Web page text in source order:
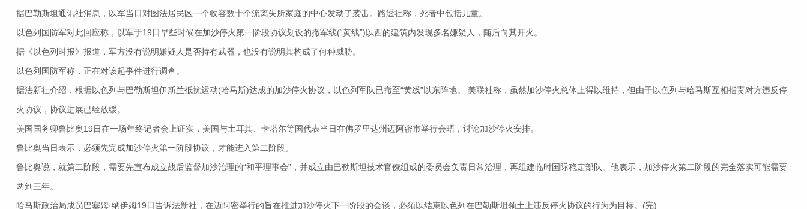
据巴勒斯坦通讯社消息，以军当日对图法居民区一个收容数十个流离失所家庭的中心发动了袭击。路透社称，死者中包括儿童。
以色列国防军对此回应称，以军于19日早些时候在加沙停火第一阶段协议划设的撤军线(“黄线”)以西的建筑内发现多名嫌疑人，随后向其开火。
据《以色列时报》报道，军方没有说明嫌疑人是否持有武器，也没有说明其构成了何种威胁。
以色列国防军称，正在对该起事件进行调查。
据法新社介绍，根据以色列与巴勒斯坦伊斯兰抵抗运动(哈马斯)达成的加沙停火协议，以色列军队已撤至“黄线”以东阵地。 美联社称，虽然加沙停火总体上得以维持，但由于以色列与哈马斯互相指责对方违反停
火协议，协议进展已经放缓。
美国国务卿鲁比奥19日在一场年终记者会上证实，美国与土耳其、卡塔尔等国代表当日在佛罗里达州迈阿密市举行会晤，讨论加沙停火安排。
鲁比奥当日表示，必须先完成加沙停火第一阶段协议，才能进入第二阶段。
鲁比奥说，就第二阶段，需要先宣布成立战后监督加沙治理的“和平理事会”，并成立由巴勒斯坦技术官僚组成的委员会负责日常治理，再组建临时国际稳定部队。他表示，加沙停火第二阶段的完全落实可能需要
两到三年。
哈马斯政治局成员巴塞姆·纳伊姆19日告诉法新社，在迈阿密举行的旨在推进加沙停火下一阶段的会谈，必须以结束以色列在巴勒斯坦领土上违反停火协议的行为为目标。(完)